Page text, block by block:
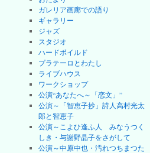
ガレリア画廊での語り
ギャラリー
ジャズ
スタジオ
ハードボイルド
プラテーロとわたし
ライブハウス
ワークショップ
公演“あなたへ～「恋文」”
公演～「智恵子抄」詩人高村光太
郎と智恵子
公演～こよひ逢ふ人 みなうつく
しき・与謝野晶子をさがして
公演～中原中也・汚れつちまつた